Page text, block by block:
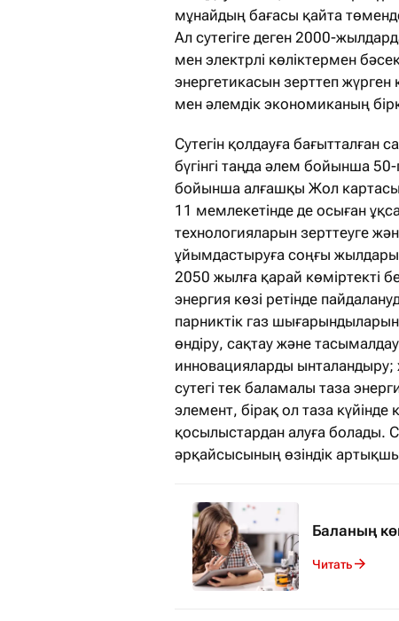
мұнайдың бағасы қайта
Ал сутегіге деген 2000-
мен электрлі көліктермен
энергетикасын зерттеп жүрген
мен әлемдік экономиканың
Сутегін қолдауға
бүгінгі таңда әлем бойынша
бойынша алғашқы Жол
11 мемлекетінде де осыған
технологияларын зерттеуге
ұйымдастыруға соңғы
2050 жылға қарай көміртекті
энергия көзі ретінде
парниктік газ шығарындыларын
өндіру, сақтау және
инновацияларды ынталандыру;
сутегі тек баламалы таза
элемент, бірақ ол таза
қосылыстардан алуға болады.
әрқайсысының өзіндік
Баланың
Читать